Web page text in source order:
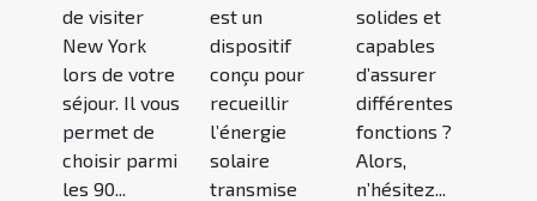
de visiter
New York
lors de votre
séjour. Il vous
permet de
choisir parmi
les 90...
est un
dispositif
conçu pour
recueillir
l’énergie
solaire
transmise
solides et
capables
d’assurer
différentes
fonctions ?
Alors,
n’hésitez...